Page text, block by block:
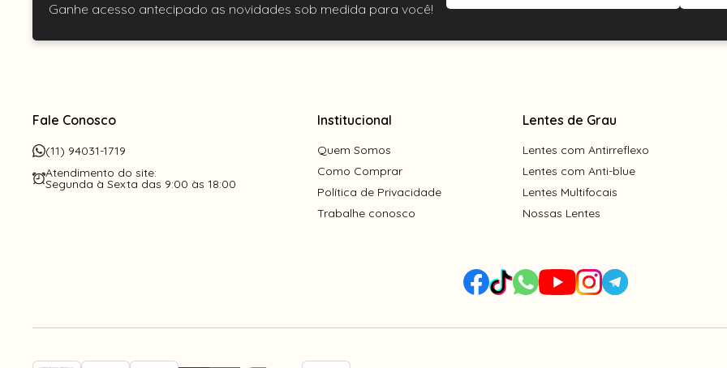
Ganhe acesso antecipado as novidades sob medida para você!
Fale Conosco
(11) 94031-1719
Atendimento do site:
Segunda à Sexta das 9:00 às 18:00
Institucional
Quem Somos
Como Comprar
Política de Privacidade
Trabalhe conosco
Lentes de Grau
Lentes com Antirreflexo
Lentes com Anti-blue
Lentes Multifocais
Nossas Lentes